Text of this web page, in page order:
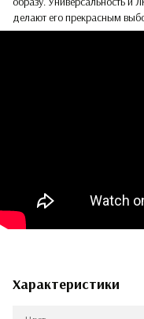
делают его прекрасным
Характеристики